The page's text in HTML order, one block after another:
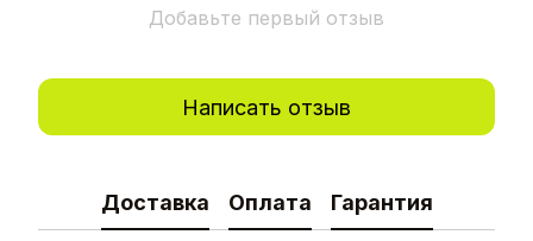
Добавьте первый отзыв
Написать отзыв
Доставка Оплата Гарантия